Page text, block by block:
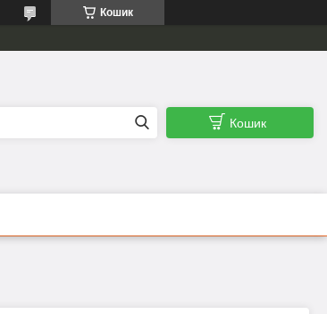
Кошик
Кошик